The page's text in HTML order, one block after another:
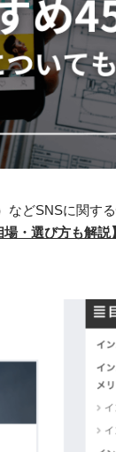
などSNSに関す
・選び方も解説】